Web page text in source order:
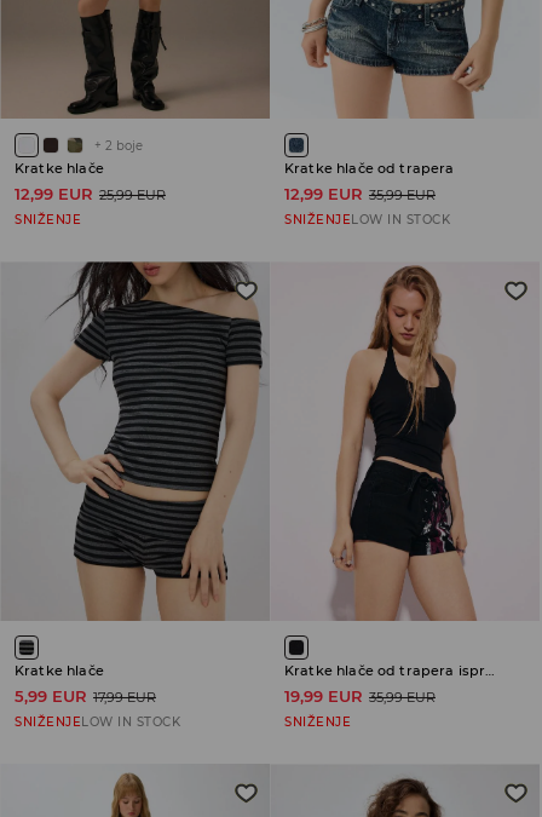
+ 2 boje
Kratke hlače
12,99 EUR 25,99 EUR
SNIŽENJE
Kratke hlače od trapera
12,99 EUR 35,99 EUR
SNIŽENJE LOW IN STOCK
Kratke hlače
5,99 EUR 17,99 EUR
SNIŽENJELOW IN STOCK
Kratke hlače od trapera isprana izgleda
19,99 EUR 35,99 EUR
SNIŽENJE